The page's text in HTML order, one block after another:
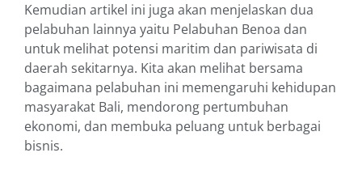
Kemudian artikel ini juga akan menjelaskan dua
pelabuhan lainnya yaitu Pelabuhan Benoa dan
untuk melihat potensi maritim dan pariwisata di
daerah sekitarnya. Kita akan melihat bersama
bagaimana pelabuhan ini memengaruhi kehidupan
masyarakat Bali, mendorong pertumbuhan
ekonomi, dan membuka peluang untuk berbagai
bisnis.